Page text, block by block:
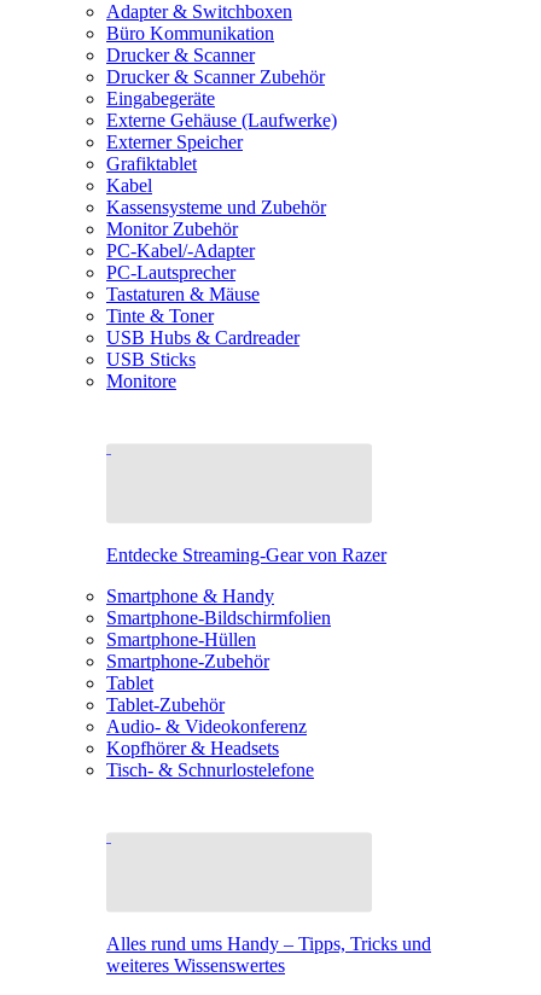
Adapter & Switchboxen
Büro Kommunikation
Drucker & Scanner
Drucker & Scanner Zubehör
Eingabegeräte
Externe Gehäuse (Laufwerke)
Externer Speicher
Grafiktablet
Kabel
Kassensysteme und Zubehör
Monitor Zubehör
PC-Kabel/-Adapter
PC-Lautsprecher
Tastaturen & Mäuse
Tinte & Toner
USB Hubs & Cardreader
USB Sticks
Monitore
Entdecke Streaming-Gear von Razer
Smartphone & Handy
Smartphone-Bildschirmfolien
Smartphone-Hüllen
Smartphone-Zubehör
Tablet
Tablet-Zubehör
Audio- & Videokonferenz
Kopfhörer & Headsets
Tisch- & Schnurlostelefone
Alles rund ums Handy – Tipps, Tricks und
weiteres Wissenswertes